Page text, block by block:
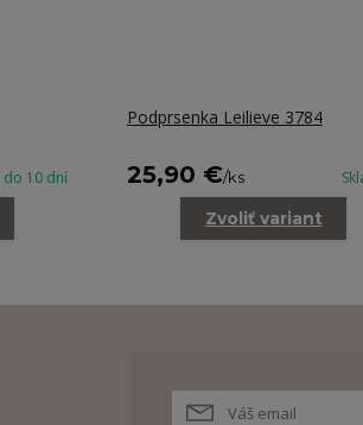
do 10 dní
Podprsenka Leilieve 3784
25,90 €/ks
Zvoliť variant